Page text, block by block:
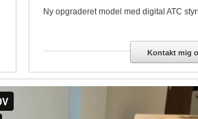
Ny opgraderet model med digital ATC
Kontakt mig